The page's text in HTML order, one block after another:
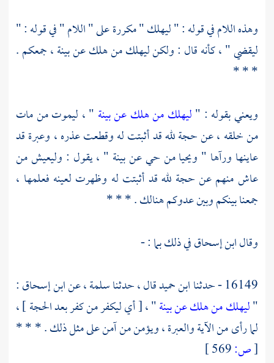
وهذه اللام في قوله : " ليهلك " مكررة على " اللام " في قوله : "
ليقضي " ، كأنه قال : ولكن ليهلك من هلك عن بينة ، جمعكم .
* * *
ويعني بقوله : "ليهلك من هلك عن بينة " ، ليموت من مات
من خلقه ، عن حجة لله قد أثبتت له وقطعت عذره ، وعبرة قد
عاينها ورآها " ويحيا من حي عن بينة " ، يقول : وليعيش من
عاش منهم عن حجة لله قد أثبتت له وظهرت لعينه فعلمها ،
جمعنا بينكم وبين عدوكم هنالك . * * *
وقالابن إسحاقفي ذلك بما : -
16149 - حدثنا
ابن حميدقال ، حدثناسلمة، عنابن إسحاق:
"ليهلك من هلك عن بينة" ، [ أي ليكفر من كفر بعد الحجة ] ،
لما رأى من الآية والعبرة ، ويؤمن من آمن على مثل ذلك . * * *
[ص: